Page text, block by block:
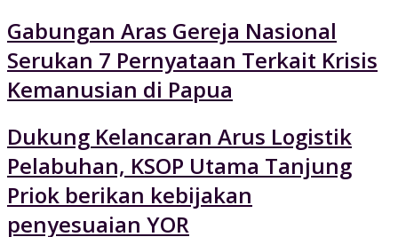
Gabungan Aras Gereja Nasional
Serukan 7 Pernyataan Terkait Krisis
Kemanusian di Papua
Dukung Kelancaran Arus Logistik
Pelabuhan, KSOP Utama Tanjung
Priok berikan kebijakan
penyesuaian YOR